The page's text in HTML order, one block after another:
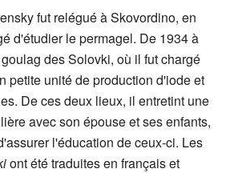
fut relégué à Skovordino, en
d'étudier le permagel. De 1934 à
des Solovki, où il fut chargé
petite unité de production d'iode et
De ces deux lieux, il entretint une
avec son épouse et ses enfants,
l'éducation de ceux-ci. Les
ont été traduites en français et